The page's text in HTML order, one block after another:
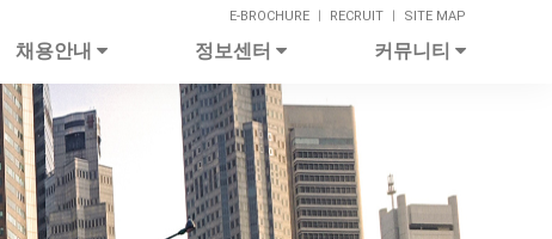
E-BROCHURE ㅣ RECRUIT ㅣ SITE MAP
커뮤니티
정보센터
채용안내